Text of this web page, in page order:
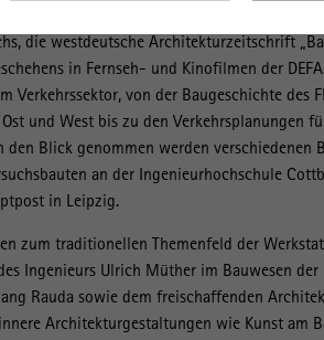
und Städtebau der DDR. Hier geht
die westdeutsche Architekturzeitschrift
in Fernseh- und Kinofilmen der
Verkehrssektor, von der Baugeschichte des
und West bis zu den Verkehrsplanungen
den Blick genommen werden verschiedenen
an der Ingenieurhochschule
in Leipzig.
zum traditionellen Themenfeld der
Ingenieurs Ulrich Müther im Bauwesen der
Rauda sowie dem freischaffenden
Architekturgestaltungen wie Kunst am